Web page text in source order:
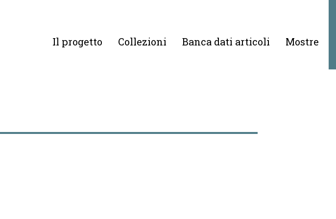
Il progetto Collezioni Banca dati articoli Mostre